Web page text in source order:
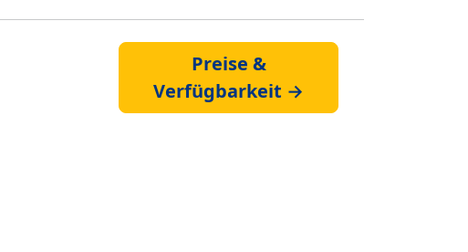
Preise &
Verfügbarkeit →